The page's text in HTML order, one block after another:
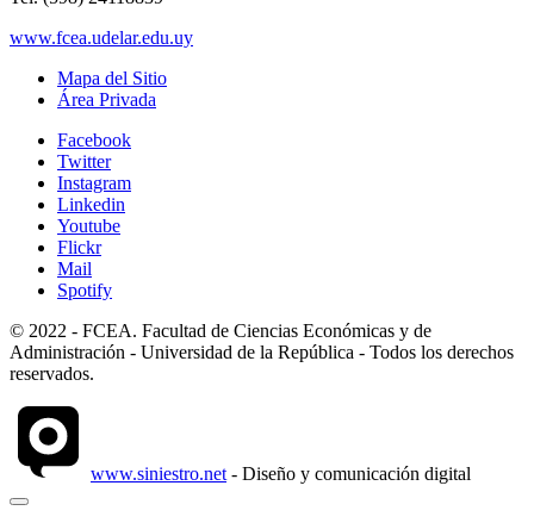
www.fcea.udelar.edu.uy
Mapa del Sitio
Área Privada
Facebook
Twitter
Instagram
Linkedin
Youtube
Flickr
Mail
Spotify
© 2022 - FCEA. Facultad de Ciencias Económicas y de
Administración - Universidad de la República - Todos los derechos
reservados.
www.siniestro.net - Diseño y comunicación digital